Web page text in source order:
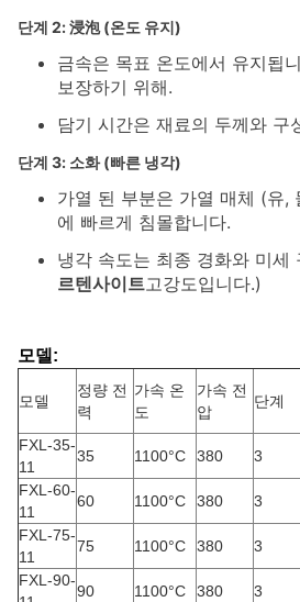
단계 2: 浸泡 (온도 유지)
금속은 목표 온도에서 유지됩
보장하기 위해.
담기 시간은 재료의 두께와 구
단계 3: 소화 (빠른 냉각)
가열 된 부분은 가열 매체 (유,
에 빠르게 침몰합니다.
냉각 속도는 최종 경화와 미세
르텐사이트고강도입니다.)
모델:
모델
정량 전
력
가속 온
도
가속 전
압
단계
FXL-35-
11
35 1100°C 380 3
FXL-60-
11
60 1100°C 380 3
FXL-75-
11
75 1100°C 380 3
FXL-90-
90 1100°C 380 3